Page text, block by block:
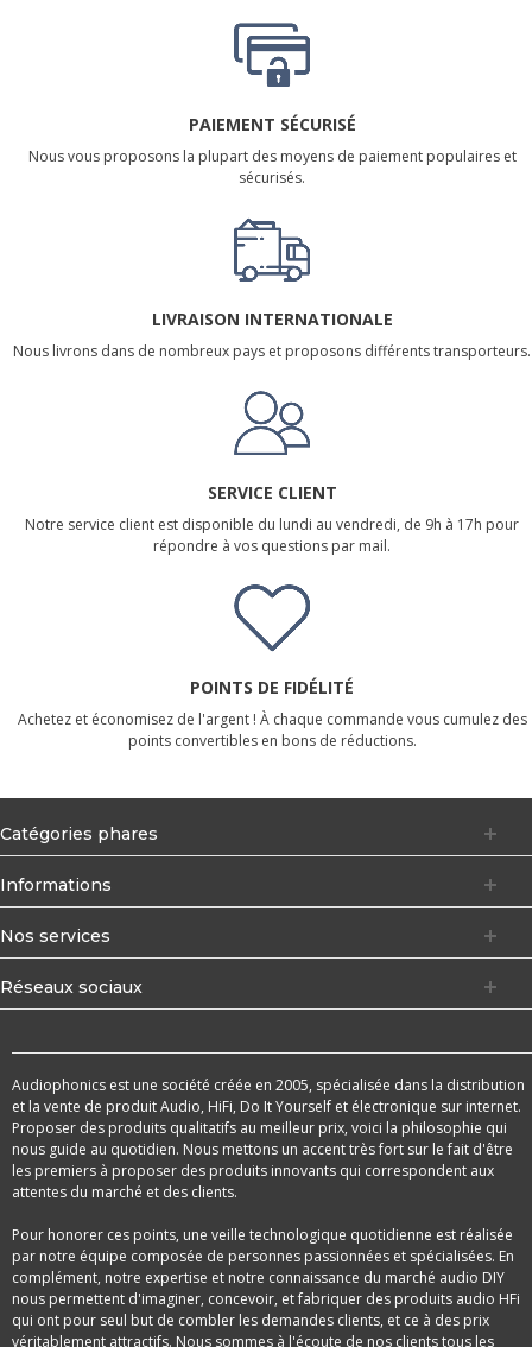
PAIEMENT SÉCURISÉ
Nous vous proposons la plupart des moyens de paiement populaires et
sécurisés.
LIVRAISON INTERNATIONALE
Nous livrons dans de nombreux pays et proposons différents transporteurs.
SERVICE CLIENT
Notre service client est disponible du lundi au vendredi, de 9h à 17h pour
répondre à vos questions par mail.
POINTS DE FIDÉLITÉ
Achetez et économisez de l'argent ! À chaque commande vous cumulez des
points convertibles en bons de réductions.
Catégories phares
Informations
Nos services
Réseaux sociaux
Audiophonics est une société créée en 2005, spécialisée dans la distribution
et la vente de produit Audio, HiFi, Do It Yourself et électronique sur internet.
Proposer des produits qualitatifs au meilleur prix, voici la philosophie qui
nous guide au quotidien. Nous mettons un accent très fort sur le fait d'être
les premiers à proposer des produits innovants qui correspondent aux
attentes du marché et des clients.
Pour honorer ces points, une veille technologique quotidienne est réalisée
par notre équipe composée de personnes passionnées et spécialisées. En
complément, notre expertise et notre connaissance du marché audio DIY
nous permettent d'imaginer, concevoir, et fabriquer des produits audio HFi
qui ont pour seul but de combler les demandes clients, et ce à des prix
véritablement attractifs. Nous sommes à l'écoute de nos clients tous les